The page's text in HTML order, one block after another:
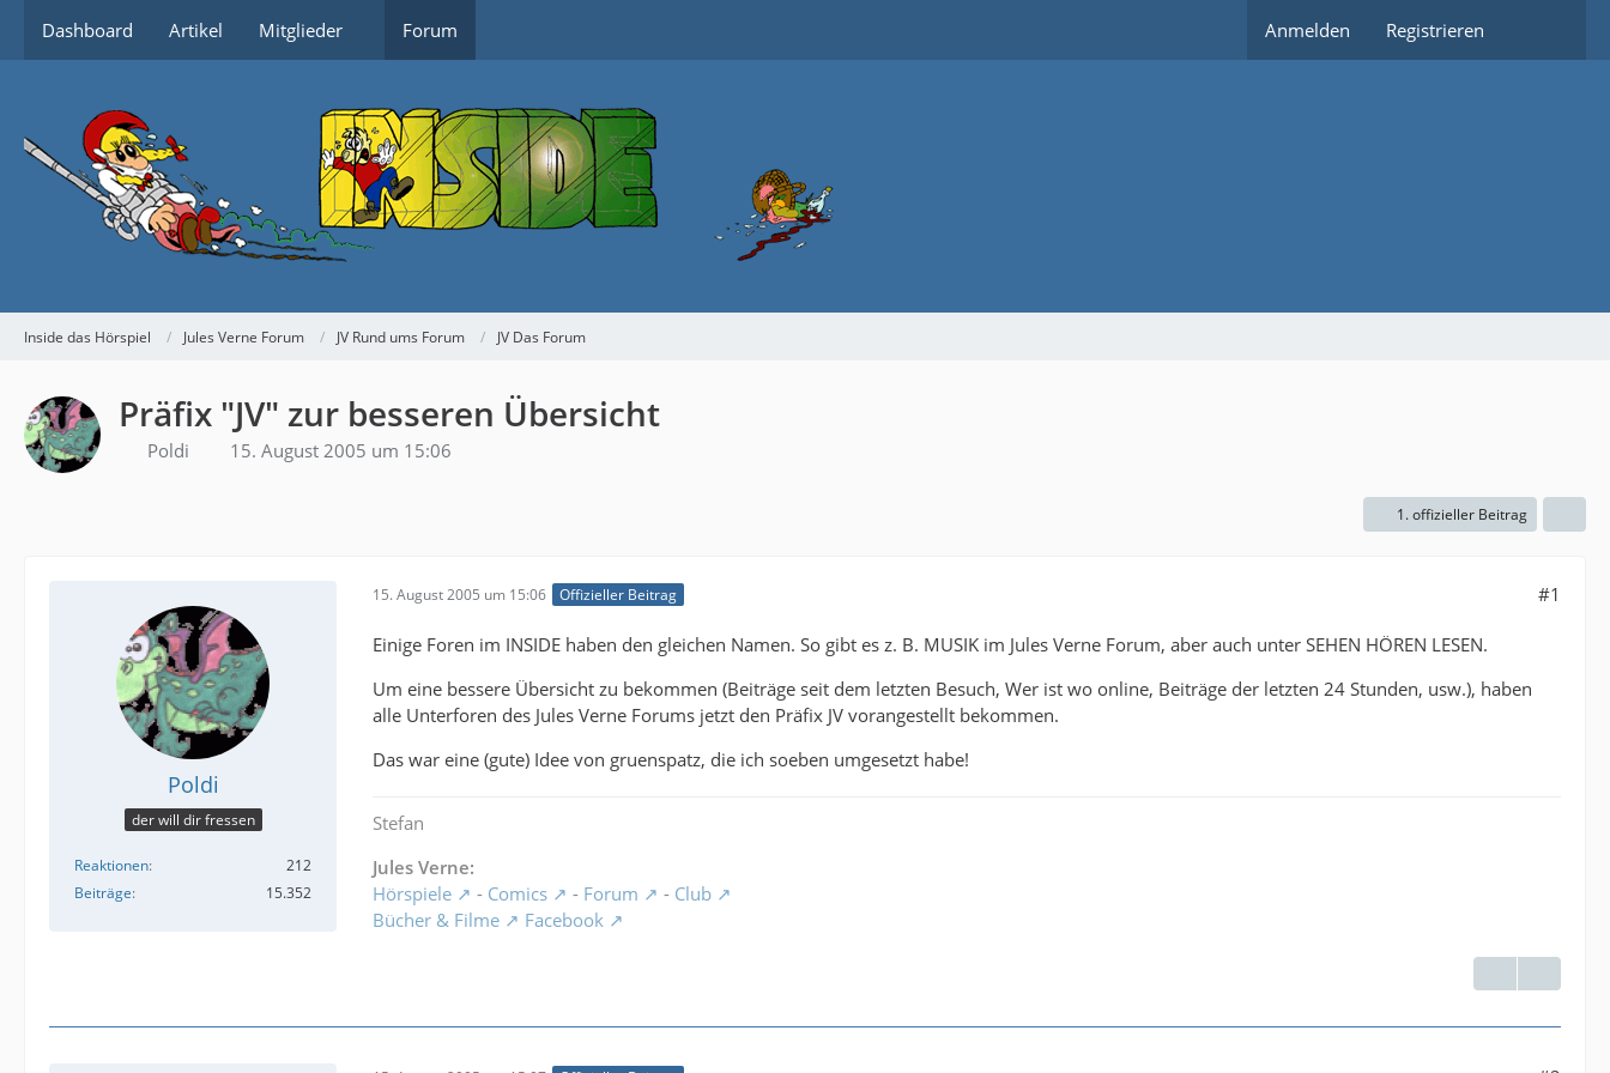
Dashboard Artikel Mitglieder Forum Anmelden Registrieren
Inside das Hörspiel Jules Verne Forum JV Rund ums Forum JV Das Forum
Präfix "JV" zur besseren Übersicht
Poldi 15. August 2005 um 15:06
1. offizieller Beitrag
Poldi
der will dir fressen
Reaktionen
212
Beiträge
15.352
15. August 2005 um 15:06 Offizieller Beitrag #1
Einige Foren im INSIDE haben den gleichen Namen. So gibt es z. B. MUSIK im Jules Verne Forum, aber auch unter SEHEN HÖREN LESEN.
Um eine bessere Übersicht zu bekommen (Beiträge seit dem letzten Besuch, Wer ist wo online, Beiträge der letzten 24 Stunden, usw.), haben
alle Unterforen des Jules Verne Forums jetzt den Präfix JV vorangestellt bekommen.
Das war eine (gute) Idee von gruenspatz, die ich soeben umgesetzt habe!
Stefan
Jules Verne:
Hörspiele
- Comics - Forum - Club
Bücher & Filme
Facebook